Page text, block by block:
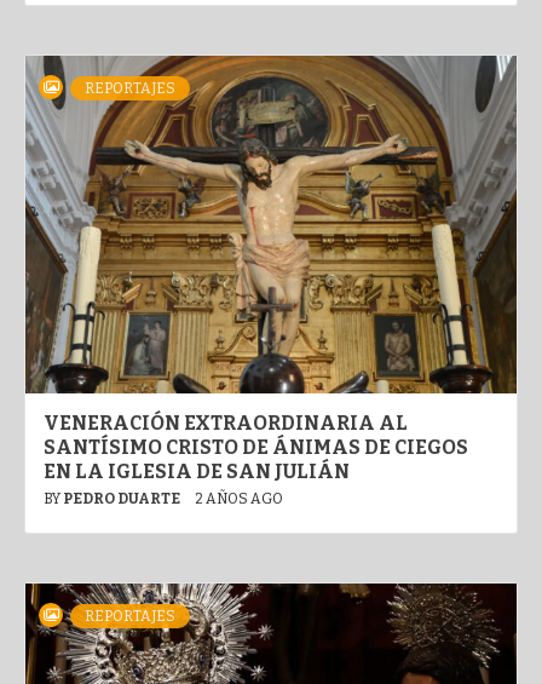
REPORTAJES
VENERACIÓN EXTRAORDINARIA AL
SANTÍSIMO CRISTO DE ÁNIMAS DE CIEGOS
EN LA IGLESIA DE SAN JULIÁN
BY PEDRO DUARTE 2 AÑOS AGO
REPORTAJES